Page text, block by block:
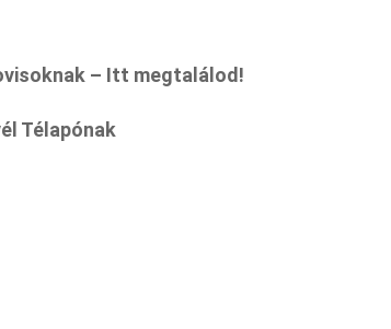
– Itt megtalálod!
Télapónak